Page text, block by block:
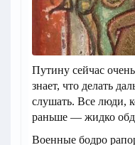
Путину сейчас
знает, что делать
слушать. Все люди,
раньше — жидко
Военные бодро